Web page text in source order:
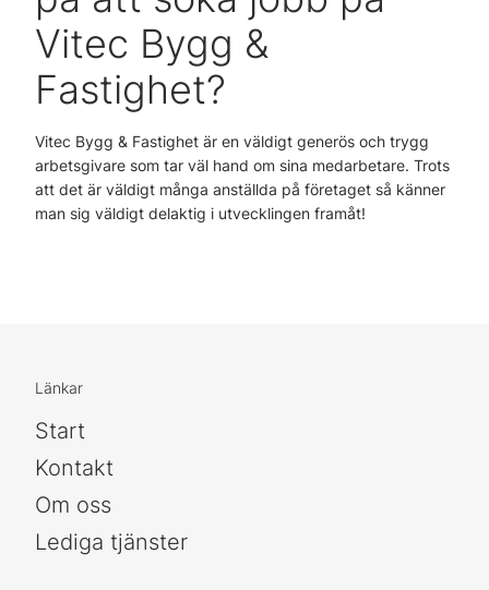
Vitec Bygg &
Fastighet?
Vitec Bygg & Fastighet är en väldigt generös och trygg
arbetsgivare som tar väl hand om sina medarbetare. Trots
att det är väldigt många anställda på företaget så känner
man sig väldigt delaktig i utvecklingen framåt!
Länkar
Start
Kontakt
Om oss
Lediga tjänster